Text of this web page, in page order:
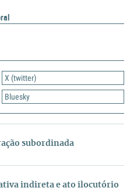
X (twitter)
Bluesky
subordinada
indireta e ato ilocutório